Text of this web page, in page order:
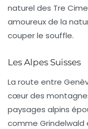
naturel des Tre
amoureux de la
couper le souffle.
Les Alpes Suisses
La route entre
cœur des
paysages alpins
comme Grindelwald